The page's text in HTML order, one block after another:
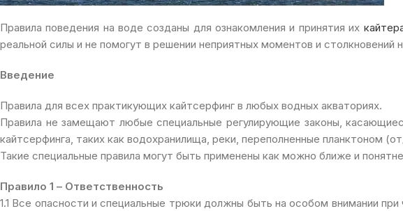
Правила поведения на воде созданы для ознакомления и принятия их
реальной силы и не помогут в решении неприятных моментов и столкновений
Введение
Правила для всех практикующих кайтсерфинг в любых водных акваториях.
Правила не замещают любые специальные регулирующие законы,
кайтсерфинга, таких как водохранилища, реки, переполненные планктоном
Такие специальные правила могут быть применены как можно ближе и
Правило 1 – Ответственность
1.1 Все опасности и специальные трюки должны быть на особом внимании